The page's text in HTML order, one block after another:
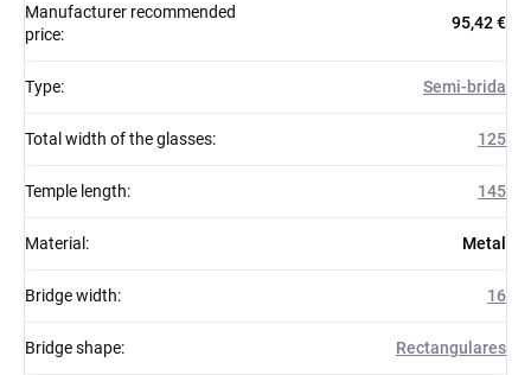
Manufacturer recommended
price:
95,42 €
Type: Semi-brida
Total width of the glasses: 125
Temple length: 145
Material : Metal
Bridge width: 16
Bridge shape: Rectangulares